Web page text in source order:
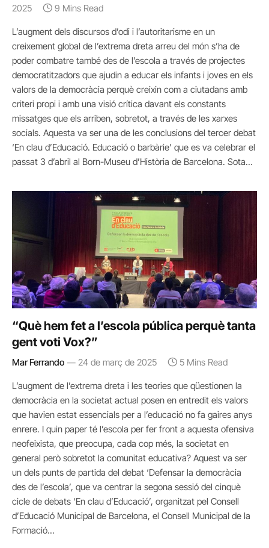
2025
9 Mins Read
L’augment dels discursos d’odi i l’autoritarisme en un
creixement global de l’extrema dreta arreu del món s’ha de
poder combatre també des de l’escola a través de projectes
democratitzadors que ajudin a educar els infants i joves en els
valors de la democràcia perquè creixin com a ciutadans amb
criteri propi i amb una visió crítica davant els constants
missatges que els arriben, sobretot, a través de les xarxes
socials. Aquesta va ser una de les conclusions del tercer debat
‘En clau d’Educació. Educació o barbàrie’ que es va celebrar el
passat 3 d’abril al Born-Museu d’Història de Barcelona. Sota…
“Què hem fet a l’escola pública perquè tanta
gent voti Vox?”
Mar Ferrando 24 de març de 2025 5 Mins Read
L’augment de l’extrema dreta i les teories que qüestionen la
democràcia en la societat actual posen en entredit els valors
que havien estat essencials per a l’educació no fa gaires anys
enrere. I quin paper té l’escola per fer front a aquesta ofensiva
neofeixista, que preocupa, cada cop més, la societat en
general però sobretot la comunitat educativa? Aquest va ser
un dels punts de partida del debat ‘Defensar la democràcia
des de l’escola’, que va centrar la segona sessió del cinquè
cicle de debats ‘En clau d’Educació’, organitzat pel Consell
d’Educació Municipal de Barcelona, el Consell Municipal de la
Formació…